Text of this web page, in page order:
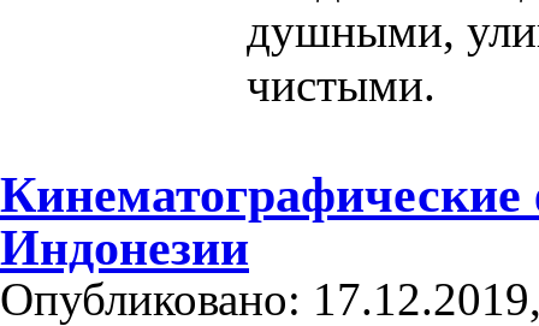
душными,
чистыми.
Индонезии
Опубликовано: